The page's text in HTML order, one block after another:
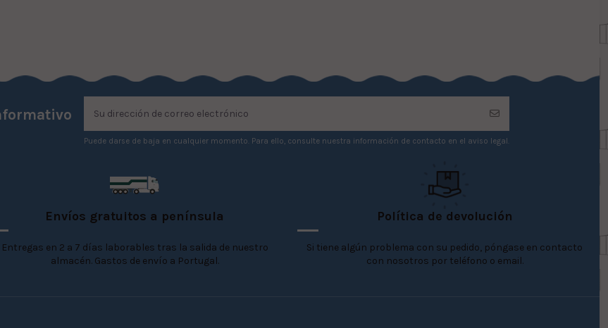
Puede darse de baja en cualquier momento. Para ello, consulte nuestra información de contacto en el aviso legal.
Envíos gratuitos a península
Entregas en 2 a 7 días laborables tras la salida de nuestro
almacén. Gastos de envío a Portugal.
Política de devolución
Si tiene algún problema con su pedido, póngase en contacto
con nosotros por teléfono o email.